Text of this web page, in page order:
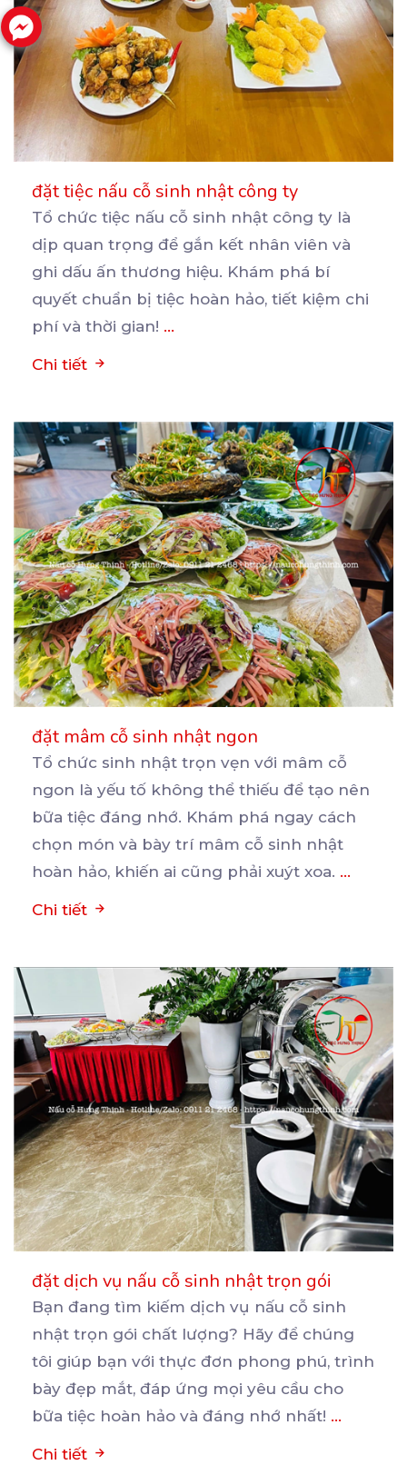
đặt tiệc nấu cỗ sinh nhật công ty
Tổ chức tiệc nấu cỗ sinh nhật công ty là
dịp quan trọng để gắn kết nhân viên và
ghi dấu ấn thương hiệu. Khám phá bí
quyết chuẩn bị tiệc hoàn hảo, tiết kiệm chi
phí và thời gian! ...
Chi tiết
đặt mâm cỗ sinh nhật ngon
Tổ chức sinh nhật trọn vẹn với mâm cỗ
ngon là yếu tố không thể thiếu để tạo nên
bữa tiệc đáng nhớ. Khám phá ngay cách
chọn món và bày trí mâm cỗ sinh nhật
hoàn hảo, khiến ai cũng phải xuýt xoa. ...
Chi tiết
đặt dịch vụ nấu cỗ sinh nhật trọn gói
Bạn đang tìm kiếm dịch vụ nấu cỗ sinh
nhật trọn gói chất lượng? Hãy để chúng
tôi giúp bạn với thực đơn phong phú, trình
bày đẹp mắt, đáp ứng mọi yêu cầu cho
bữa tiệc hoàn hảo và đáng nhớ nhất! ...
Chi tiết